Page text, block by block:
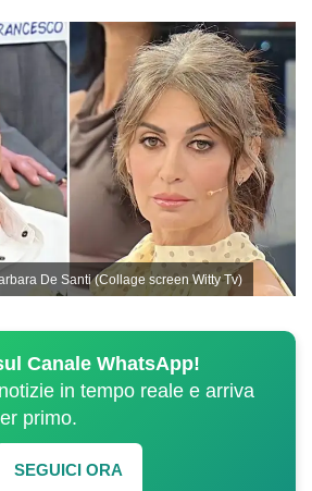
De Santi (Collage screen Witty Tv)
Canale WhatsApp!
in tempo reale e arriva
primo.
SEGUICI ORA